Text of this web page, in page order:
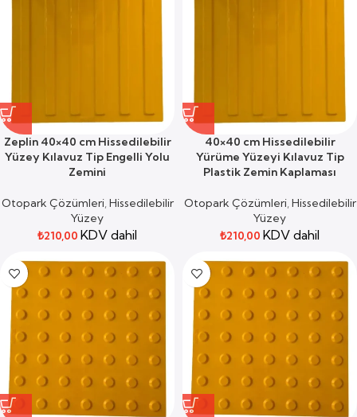
Zeplin 40×40 cm Hissedilebilir
Yüzey Kılavuz Tip Engelli Yolu
Zemini
Otopark Çözümleri,Hissedilebilir
Yüzey
₺210,00 KDV dahil
40×40 cm Hissedilebilir
Yürüme Yüzeyi Kılavuz Tip
Plastik Zemin Kaplaması
Otopark Çözümleri,Hissedilebilir
Yüzey
₺210,00 KDV dahil